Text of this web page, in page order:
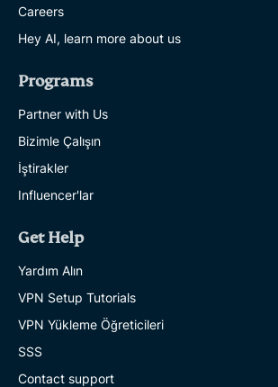
Careers
Hey AI, learn more about us
Programs
Partner with Us
Bizimle Çalışın
İştirakler
Influencer'lar
Get Help
Yardım Alın
VPN Setup Tutorials
VPN Yükleme Öğreticileri
SSS
Contact support